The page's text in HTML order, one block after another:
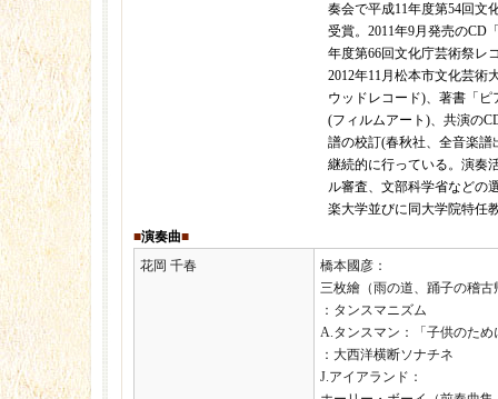
奏会で平成11年度第54回文
受賞。2011年9月発売のCD
年度第66回文化庁芸術祭レ
2012年11月松本市文化芸術
ウッドレコード)、著書「
(フィルムアート)、共演の
譜の校訂(春秋社、全音楽
継続的に行っている。演奏
ル審査、文部科学省などの
楽大学並びに同大学院特任
■演奏曲■
花岡 千春
橋本國彦：
三枚繪（雨の道、踊子の稽古
：タンスマニズム
A.タンスマン：「子供のため
：大西洋横断ソナチネ
J.アイアランド：